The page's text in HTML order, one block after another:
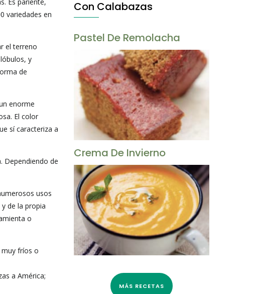
Es pariente,
variedades en
el terreno
y
de
enorme
El color
sí caracteriza a
Dependiendo de
usos
de la propia
o
muy fríos o
a América;
Con Calabazas
Pastel De Remolacha
Crema De Invierno
MÁS RECETAS